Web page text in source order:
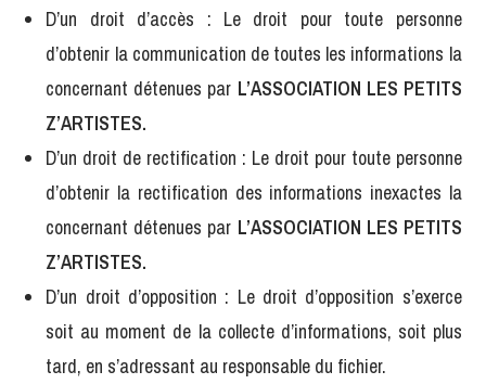
D’un droit d’accès : Le droit pour toute personne
d’obtenir la communication de toutes les informations la
concernant détenues par L’ASSOCIATION LES PETITS
Z’ARTISTES.
D’un droit de rectification : Le droit pour toute personne
d’obtenir la rectification des informations inexactes la
concernant détenues par L’ASSOCIATION LES PETITS
Z’ARTISTES.
D’un droit d’opposition : Le droit d’opposition s’exerce
soit au moment de la collecte d’informations, soit plus
tard, en s’adressant au responsable du fichier.